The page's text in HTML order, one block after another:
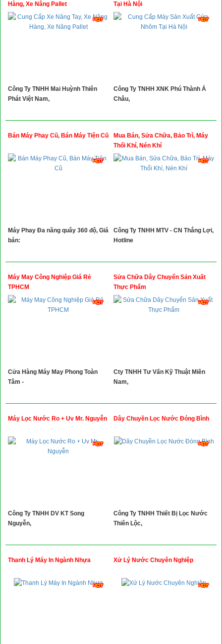
Hàng, Xe Nâng Pallet
Công Ty TNHH Mai Huỳnh Thiên
Phát Việt Nam,
Tại Hà Nội
Công Ty TNHH XNK Phú Thành Á
Châu,
Bán Máy Phay Cũ, Bán Máy Tiện Cũ
Máy Phay Đa năng quây 360 độ, Giá
bán:
Mua Bán, Sửa Chữa, Bảo Trì, Máy
Thổi Khí, Nén Khí
Công Ty TNHH MTV - CN Thắng Lợi,
Hotline
Máy May Công Nghiệp Giá Rẻ
TPHCM
Cửa Hàng Máy May Phong Toàn
Tâm -
Sửa Chữa Dây Chuyển Sản Xuất
Thực Phẩm
Cty TNHH Tư Vấn Kỹ Thuật Miền
Nam,
Máy Lọc Nước Ro + Uv Mr. Nguyễn
Công Ty TNHH DV KT Song
Nguyễn,
Dây Chuyền Lọc Nước Đóng Bình
Công Ty TNHH Thiết Bị Lọc Nước
Thiên Lộc,
Thanh Lý Máy In Ngành Nhựa Xử Lý Nước Chuyên Nghiệp